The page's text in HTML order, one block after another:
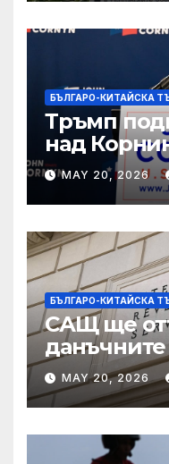
БЪЛГАРО-КИТАЙСКА
Тръмп
над
Тексас в
подкрепа
MAY 20, 2026
БЪЛГАРО-КИТАЙСКА
САЩ ще
Тръмп
сделката
IRS
MAY 20, 2026